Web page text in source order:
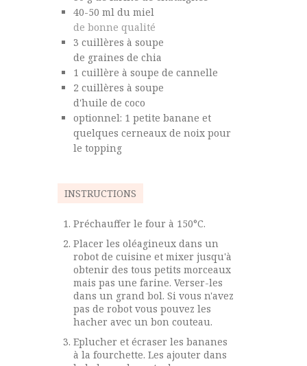
40-50 ml du miel
de bonne qualité
3 cuillères à soupe
de graines de chia
1 cuillère à soupe de cannelle
2 cuillères à soupe
d'huile de coco
optionnel: 1 petite banane et
quelques cerneaux de noix pour
le topping
INSTRUCTIONS
Préchauffer le four à 150°C.
Placer les oléagineux dans un
robot de cuisine et mixer jusqu'à
obtenir des tous petits morceaux
mais pas une farine. Verser-les
dans un grand bol. Si vous n'avez
pas de robot vous pouvez les
hacher avec un bon couteau.
Eplucher et écraser les bananes
à la fourchette. Les ajouter dans